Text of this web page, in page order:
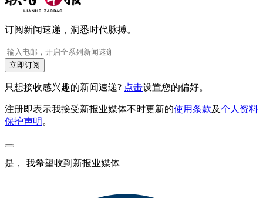
订阅新闻速递，洞悉时代脉搏。
立即订阅
只想接收感兴趣的新闻速递? 点击设置您的偏好。
注册即表示我接受新报业媒体不时更新的使用条款及个人资料
保护声明 。
是， 我希望收到新报业媒体